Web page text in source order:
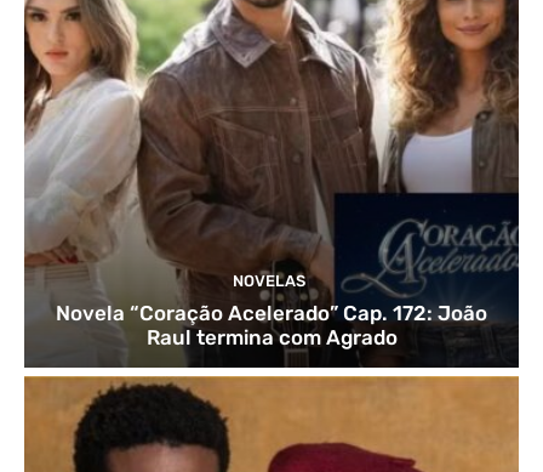
NOVELAS
Novela “Coração Acelerado” Cap. 172: João
Raul termina com Agrado